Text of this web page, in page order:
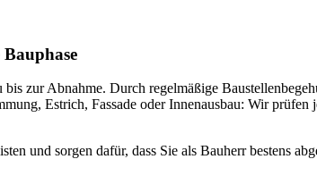
zur Abnahme. Durch regelmäßige
Estrich, Fassade oder Innenausbau: Wir
und sorgen dafür, dass Sie als Bauherr bestens